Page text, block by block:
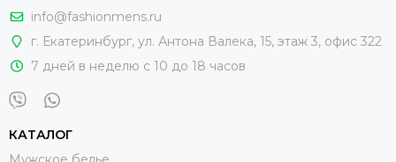
info@fashionmens.ru
г. Екатеринбург, ул. Антона Валека, 15, этаж 3, офис 322
7 дней в неделю с 10 до 18 часов
КАТАЛОГ